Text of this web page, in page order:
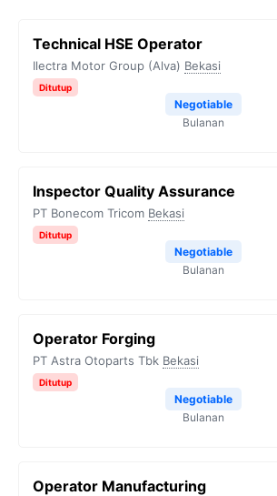
Technical HSE Operator
Ilectra Motor Group (Alva) Bekasi
Ditutup
Negotiable
Bulanan
Inspector Quality Assurance
PT Bonecom Tricom Bekasi
Ditutup
Negotiable
Bulanan
Operator Forging
PT Astra Otoparts Tbk Bekasi
Ditutup
Negotiable
Bulanan
Operator Manufacturing